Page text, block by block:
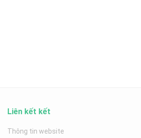
Liên kết kết
Thông tin website